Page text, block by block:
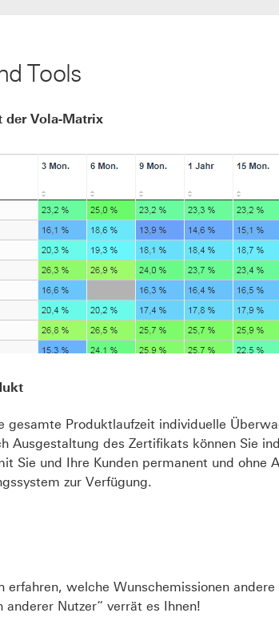
Tools
der Vola-Matrix
gesamte Produktlaufzeit individuelle
Ausgestaltung des Zertifikats können Sie
Sie und Ihre Kunden permanent und
zur Verfügung.
welche Wunschemissionen
anderer Nutzer“ verrät es Ihnen!